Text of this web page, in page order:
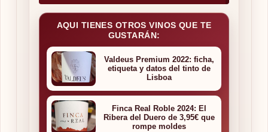
AQUI TIENES OTROS VINOS QUE TE
GUSTARÁN:
Valdeus Premium 2022: ficha,
etiqueta y datos del tinto de
Lisboa
Finca Real Roble 2024: El
Ribera del Duero de 3,95€ que
rompe moldes